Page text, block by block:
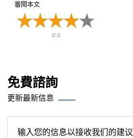
審閱本文
0 0
免費諮詢
更新最新信息
输入您的信息以接收我们的建议